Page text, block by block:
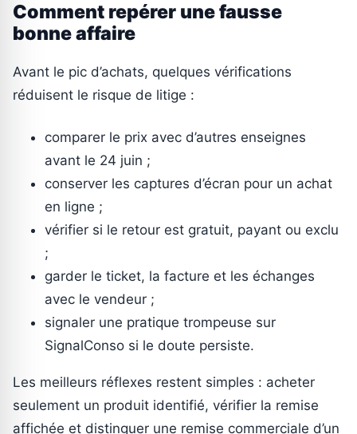
Comment repérer une fausse
bonne affaire
Avant le pic d’achats, quelques vérifications
réduisent le risque de litige :
comparer le prix avec d’autres enseignes
avant le 24 juin ;
conserver les captures d’écran pour un achat
en ligne ;
vérifier si le retour est gratuit, payant ou exclu
;
garder le ticket, la facture et les échanges
avec le vendeur ;
signaler une pratique trompeuse sur
SignalConso si le doute persiste.
Les meilleurs réflexes restent simples : acheter
seulement un produit identifié, vérifier la remise
affichée et distinguer une remise commerciale d’un